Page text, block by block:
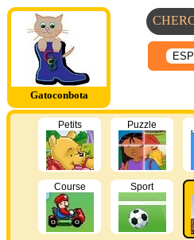
Gatoconbota
ESP
Petits Puzzle
Course Sport